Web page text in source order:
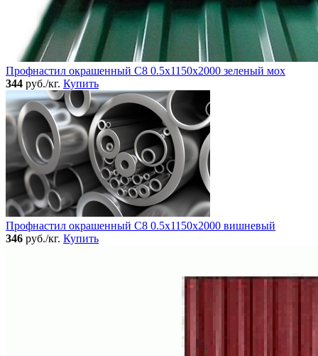
Профнастил окрашенный C8 0.5x1150x2000 зеленый мох
344 руб./кг. Купить
Профнастил окрашенный C8 0.5x1150x2000 вишневый
346 руб./кг. Купить